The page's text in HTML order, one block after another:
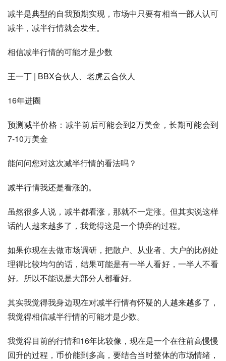
减半是典型的自我预期实现，市场中只要有相当一部人认可
减半，减半行情就会发生。
相信减半行情的可能才是少数
王一丁 | BBX合伙人、老虎云合伙人
16年进圈
预测减半价格：减半前后可能会到2万美金，长期可能会到
7-10万美金
能问问您对这次减半行情的看法吗？
减半行情我还是看涨的。
虽然很多人说，减半都看涨，那就不一定涨。但其实说这样
话的人越来越多了，我觉得这是一个博弈的过程。
如果你现在去做市场调研，把散户、从业者、大户的比例处
理得比较均匀的话，结果可能是有一半人看好，一半人不看
好。所以不能说是大部分人都看好。
其实我觉得我身边现在对减半行情有怀疑的人越来越多了，
我觉得相信减半行情的可能才是少数。
我觉得目前的行情和16年比较像，现在是一个在往前高慢慢
回升的过程，币价能到多高，要结合当时整体的市场情绪，